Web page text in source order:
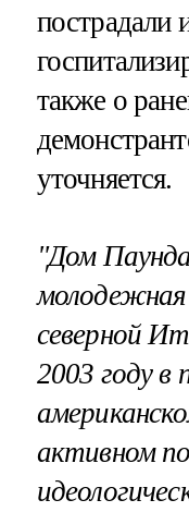
пострадали
также о
уточняется.
"Дом
молодежная
северной
2003 году в
активном